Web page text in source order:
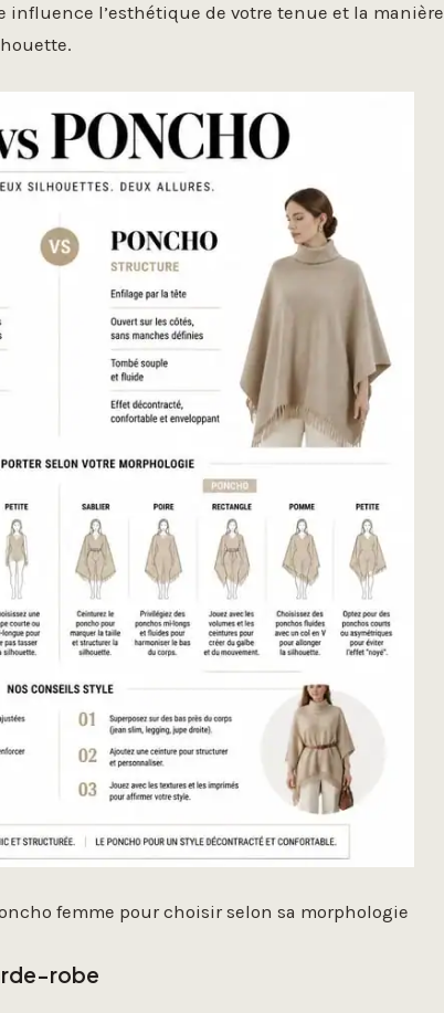
l’esthétique de votre tenue et la manière
femme pour choisir selon sa morphologie
robe